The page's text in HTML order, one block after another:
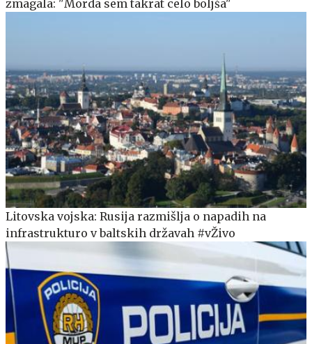
zmagala: "Morda sem takrat celo boljša"
Litovska vojska: Rusija razmišlja o napadih na
infrastrukturo v baltskih državah #vŽivo